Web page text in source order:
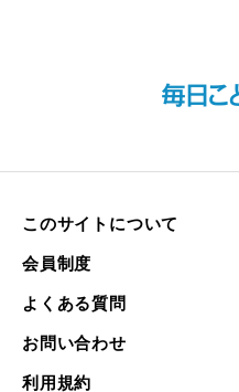
このサイトについて
会員制度
よくある質問
お問い合わせ
利用規約